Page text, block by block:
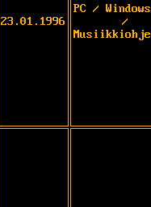
23.01.1996
PC /
/